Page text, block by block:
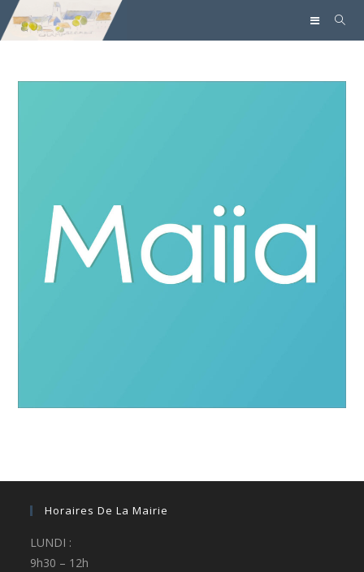
Horaires De La Mairie
LUNDI :
9h30 – 12h